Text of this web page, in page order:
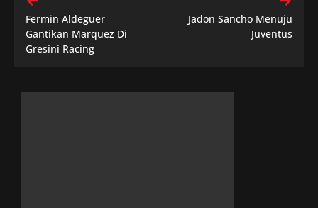
Fermin Aldeguer
Gantikan Marquez Di
Gresini Racing
Jadon Sancho Menuju
Juventus